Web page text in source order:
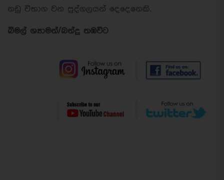
නඩු විභාග වන පුද්ගලයන් දෙදෙනෙකි.
බිමල් ශ්‍යාමන්/බන්දු තඹවිට